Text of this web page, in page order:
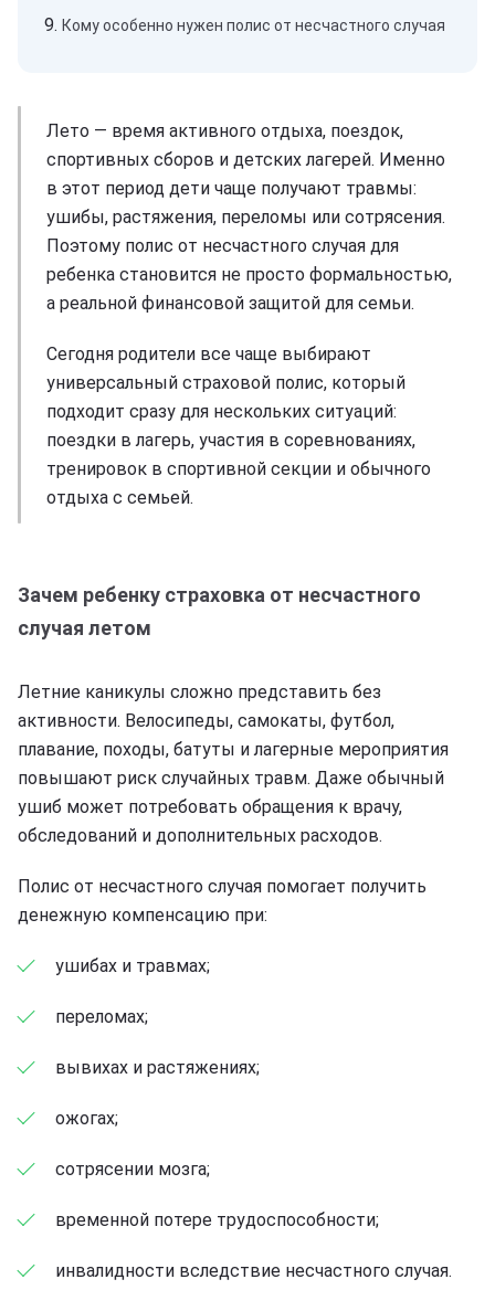
Кому особенно нужен полис от несчастного случая
Лето — время активного отдыха, поездок,
спортивных сборов и детских лагерей. Именно
в этот период дети чаще получают травмы:
ушибы, растяжения, переломы или сотрясения.
Поэтому полис от несчастного случая для
ребенка становится не просто формальностью,
а реальной финансовой защитой для семьи.
Сегодня родители все чаще выбирают
универсальный страховой полис, который
подходит сразу для нескольких ситуаций:
поездки в лагерь, участия в соревнованиях,
тренировок в спортивной секции и обычного
отдыха с семьей.
Зачем ребенку страховка от несчастного
случая летом
Летние каникулы сложно представить без
активности. Велосипеды, самокаты, футбол,
плавание, походы, батуты и лагерные мероприятия
повышают риск случайных травм. Даже обычный
ушиб может потребовать обращения к врачу,
обследований и дополнительных расходов.
Полис от несчастного случая помогает получить
денежную компенсацию при:
ушибах и травмах;
переломах;
вывихах и растяжениях;
ожогах;
сотрясении мозга;
временной потере трудоспособности;
инвалидности вследствие несчастного случая.